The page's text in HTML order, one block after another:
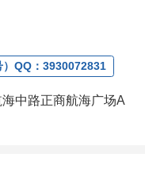
、微信联系)
QQ：3930072831
中路正商航海广场A